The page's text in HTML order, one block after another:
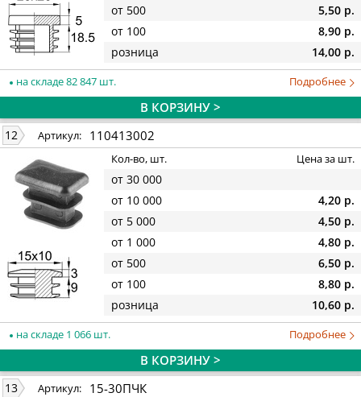
от 500
5,50 р.
от 100
8,90 р.
розница
14,00 р.
на складе 82 847 шт. Подробнее
В КОРЗИНУ >
12 Артикул: 110413002
Кол-во, шт. Цена за шт.
от 30 000
от 10 000
4,20 р.
от 5 000
4,50 р.
от 1 000
4,80 р.
от 500
6,50 р.
от 100
8,80 р.
розница
10,60 р.
на складе 1 066 шт. Подробнее
В КОРЗИНУ >
13 Артикул: 15-30ПЧК